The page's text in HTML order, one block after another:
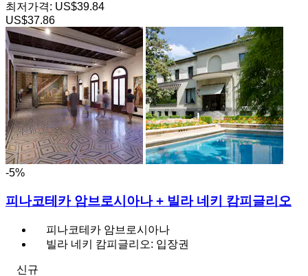
최저가격: US$39.84
US$37.86
-5%
피나코테카 암브로시아나 + 빌라 네키 캄피글리오
피나코테카 암브로시아나
빌라 네키 캄피글리오: 입장권
신규